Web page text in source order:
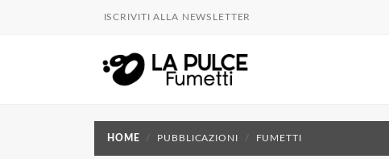
ISCRIVITI ALLA NEWSLETTER
HOME PUBBLICAZIONI FUMETTI